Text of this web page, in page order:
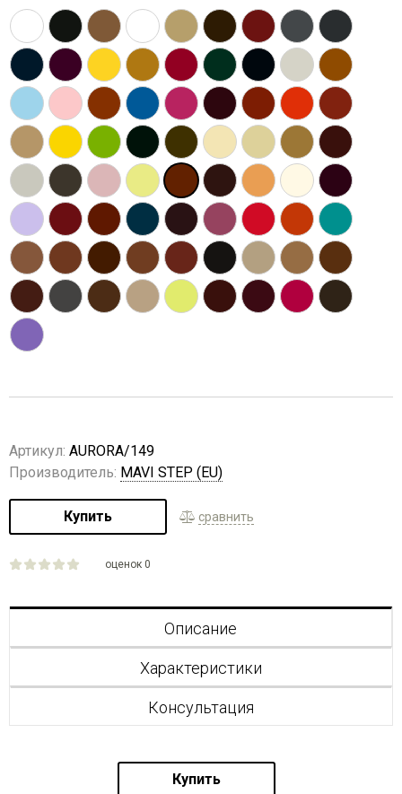
Артикул: AURORA/149
Производитель: MAVI STEP (EU)
Купить сравнить
оценок 0
Описание
Характеристики
Консультация
Купить